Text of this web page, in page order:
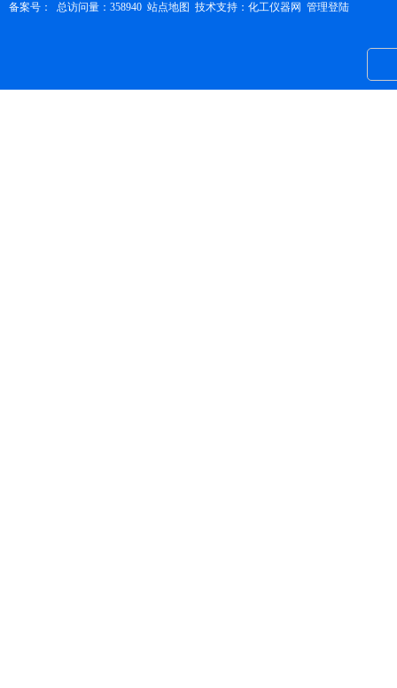
备案号： 总访问量：358940 站点地图 技术支持： 化工仪器网 管理登陆